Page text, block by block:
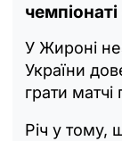
У Жироні
України
грати
Річ у тому,